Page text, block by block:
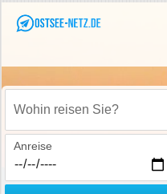
Wohin reisen Sie?
Anreise